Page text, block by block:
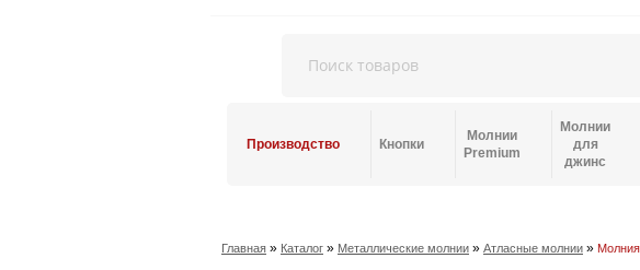
Производство Кнопки
Молнии
Premium
Молнии
для
джинс
Главная » Каталог » Металлические молнии » Атласные молнии »